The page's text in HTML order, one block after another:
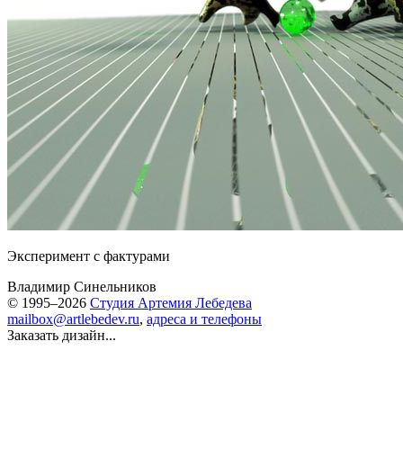
Эксперимент с фактурами
Владимир Синельников
© 1995–2026 Студия Артемия Лебедева
mailbox@artlebedev.ru, адреса и телефоны
Заказать дизайн...